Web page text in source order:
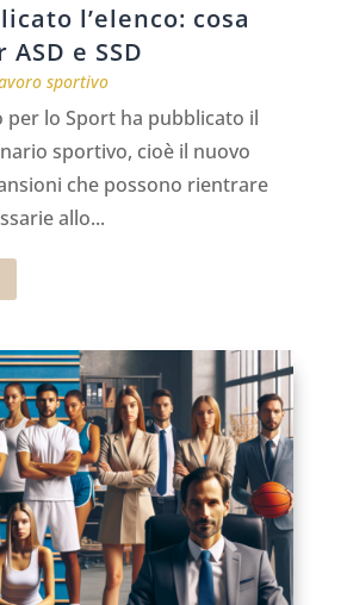
l’elenco: cosa
e SSD
sportivo
lo Sport ha pubblicato il
sportivo, cioè il nuovo
che possono rientrare
allo...